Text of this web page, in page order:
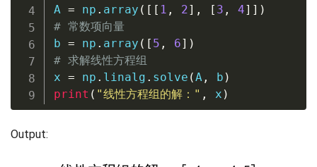
A = np . array ( [ [ 1 , 2] , [ 3 , 4] ] )
# 常数项向量
b = np . array ( [ 5 , 6] )
# 求解线性方程组
x = np . linalg . solve (A , b )
print ( "线性方程组的解：" , x )
Output: